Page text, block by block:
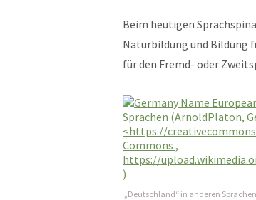
Beim heutigen
Naturbildung und Bildung
für den Fremd- oder
„Deutschland“ in anderen